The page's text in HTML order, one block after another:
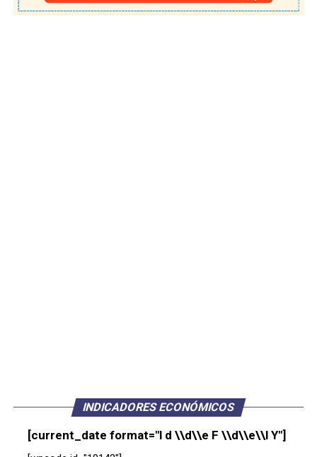
INDICADORES ECONÓMICOS
[current_date format="l d \\d\\e F \\d\\e\\l Y"]